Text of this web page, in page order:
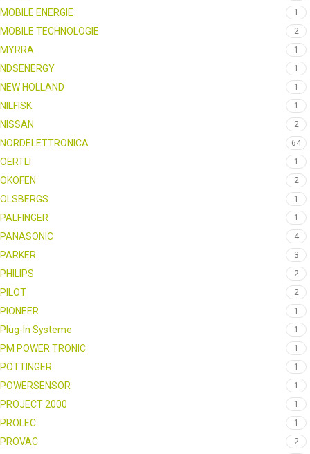
MOBILE ENERGIE 1
MOBILE TECHNOLOGIE 2
MYRRA 1
NDSENERGY 1
NEW HOLLAND 1
NILFISK 1
NISSAN 2
NORDELETTRONICA 64
OERTLI 1
OKOFEN 2
OLSBERGS 1
PALFINGER 1
PANASONIC 4
PARKER 3
PHILIPS 2
PILOT 2
PIONEER 1
Plug-In Systeme 1
PM POWER TRONIC 1
POTTINGER 1
POWERSENSOR 1
PROJECT 2000 1
PROLEC 1
PROVAC 2